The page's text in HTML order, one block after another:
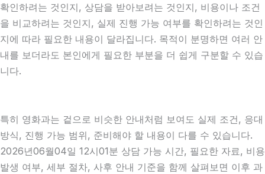
확인하려는 것인지, 상담을 받아보려는 것인지, 비용이나 조건
을 비교하려는 것인지, 실제 진행 가능 여부를 확인하려는 것인
지에 따라 필요한 내용이 달라집니다. 목적이 분명하면 여러 안
내를 보더라도 본인에게 필요한 부분을 더 쉽게 구분할 수 있습
니다.
특히 영화과는 겉으로 비슷한 안내처럼 보여도 실제 조건, 응대
방식, 진행 가능 범위, 준비해야 할 내용이 다를 수 있습니다.
2026년06월04일 12시01분 상담 가능 시간, 필요한 자료, 비용
발생 여부, 세부 절차, 사후 안내 기준을 함께 살펴보면 이후 과